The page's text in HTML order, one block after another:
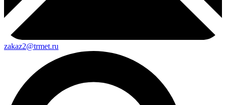
zakaz2@trmet.ru